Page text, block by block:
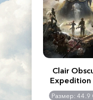
Creed
Clair
Expedition
Размер: 44.9